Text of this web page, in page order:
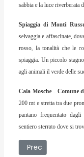
sabbia e la luce riverberata
Spiaggia di Monti
selvaggia e affascinate,
rosso, la tonalità che le
spiaggia. Un piccolo
agli animali il verde delle
Cala Mosche - Comune
200 mt e stretta tra due
pantano frequentato
sentiero sterrato dove si
Articolo
Prec